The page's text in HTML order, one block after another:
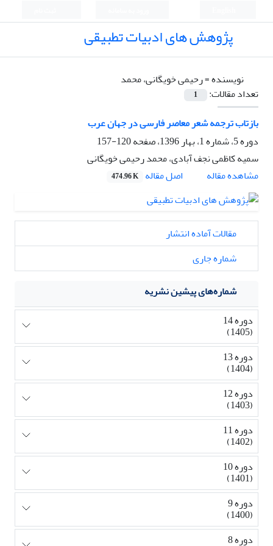
پژوهش های ادبیات تطبیقی
نویسنده =رحیمی خویگانی، محمد
تعداد مقالات:
1
بازتاب‌ ترجمه شعر معاصر فارسی در جهان عرب
دوره 5، شماره 1، بهار 1396، صفحه
120-157
سمیه کاظمی نجف آبادی، محمد رحیمی خویگانی
مشاهده مقاله
اصل مقاله 474.96 K
مقالات آماده انتشار
شماره جاری
شماره‌های پیشین نشریه
دوره 14
(1405)
دوره 13
(1404)
دوره 12
(1403)
دوره 11
(1402)
دوره 10
(1401)
دوره 9
(1400)
دوره 8